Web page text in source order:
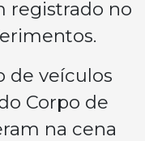
registrado no
de veículos
Corpo de
na cena